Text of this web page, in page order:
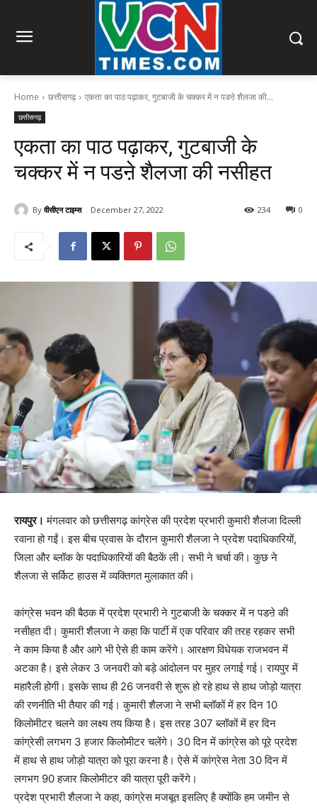
Home छत्तीसगढ़ एकता का पाठ पढ़ाकर, गुटबाजी के चक्कर में न पडऩे शैलजा की...
छत्तीसगढ़
एकता का पाठ पढ़ाकर, गुटबाजी के
चक्कर में न पडऩे शैलजा की नसीहत
By वीसीएन टाइम्स December 27, 2022 0
234
रायपुर। मंगलवार को छत्तीसगढ़ कांग्रेस की प्रदेश प्रभारी कुमारी शैलजा दिल्ली
रवाना हो गईं। इस बीच प्रवास के दौरान कुमारी शैलजा ने प्रदेश पदाधिकारियों,
जिला और ब्लॉक के पदाधिकारियों की बैठकें ली। सभी ने चर्चा की। कुछ ने
शैलजा से सर्किट हाउस में व्यक्तिगत मुलाकात की।
कांग्रेस भवन की बैठक में प्रदेश प्रभारी ने गुटबाजी के चक्कर में न पडऩे की
नसीहत दी। कुमारी शैलजा ने कहा कि पार्टी में एक परिवार की तरह रहकर सभी
ने काम किया है और आगे भी ऐसे ही काम करेंगे। आरक्षण विधेयक राजभवन में
अटका है। इसे लेकर 3 जनवरी को बड़े आंदोलन पर मुहर लगाई गई। रायपुर में
महारैली होगी। इसके साथ ही 26 जनवरी से शुरू हो रहे हाथ से हाथ जोड़ो यात्रा
की रणनीति भी तैयार की गई। कुमारी शैलजा ने सभी ब्लॉकों में हर दिन 10
किलोमीटर चलने का लक्ष्य तय किया है। इस तरह 307 ब्लॉकों में हर दिन
कांग्रेसी लगभग 3 हजार किलोमीटर चलेंगे। 30 दिन में कांग्रेस को पूरे प्रदेश
में हाथ से हाथ जोड़ो यात्रा को पूरा करना है। ऐसे में कांग्रेस नेता 30 दिन में
लगभग 90 हजार किलोमीटर की यात्रा पूरी करेंगे।
प्रदेश प्रभारी शैलजा ने कहा, कांग्रेस मजबूत इसलिए है क्योंकि हम जमीन से